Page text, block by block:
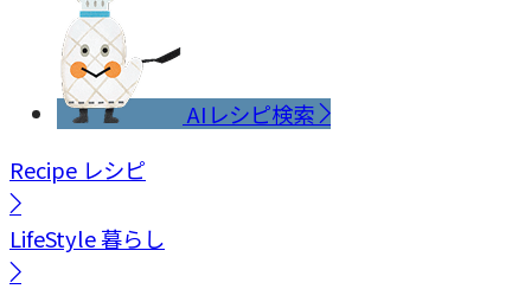
AIレシピ検索
Recipe レシピ
LifeStyle暮らし